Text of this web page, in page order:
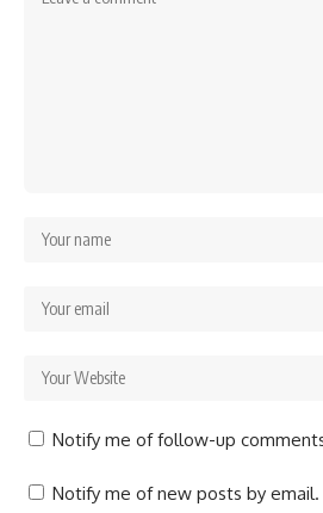
Notify me of follow-up
Notify me of new posts by email.